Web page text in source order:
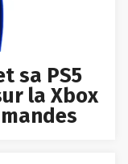
sa PS5
la Xbox